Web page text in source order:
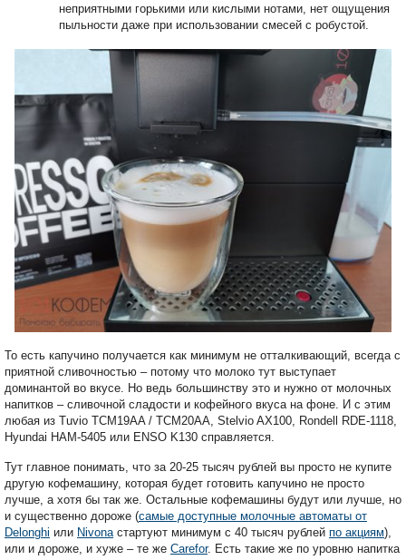
неприятными горькими или кислыми нотами, нет ощущения
пыльности даже при использовании смесей с робустой.
То есть капучино получается как минимум не отталкивающий, всегда с
приятной сливочностью – потому что молоко тут выступает
доминантой во вкусе. Но ведь большинству это и нужно от молочных
напитков – сливочной сладости и кофейного вкуса на фоне. И с этим
любая из Tuvio TCM19AA / TCM20AA, Stelvio AX100, Rondell RDE-1118,
Hyundai HAM-5405 или ENSO K130 справляется.
Тут главное понимать, что за 20-25 тысяч рублей вы просто не купите
другую кофемашину, которая будет готовить капучино не просто
лучше, а хотя бы так же. Остальные кофемашины будут или лучше, но
и существенно дороже (самые доступные молочные автоматы от
Delonghi или Nivona стартуют минимум с 40 тысяч рублей по акциям),
или и дороже, и хуже – те же Carefor. Есть такие же по уровню напитка